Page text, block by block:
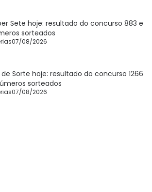
Sete hoje: resultado do concurso 883 e
sorteados
07/08/2026
de Sorte hoje: resultado do concurso 1266
sorteados
07/08/2026